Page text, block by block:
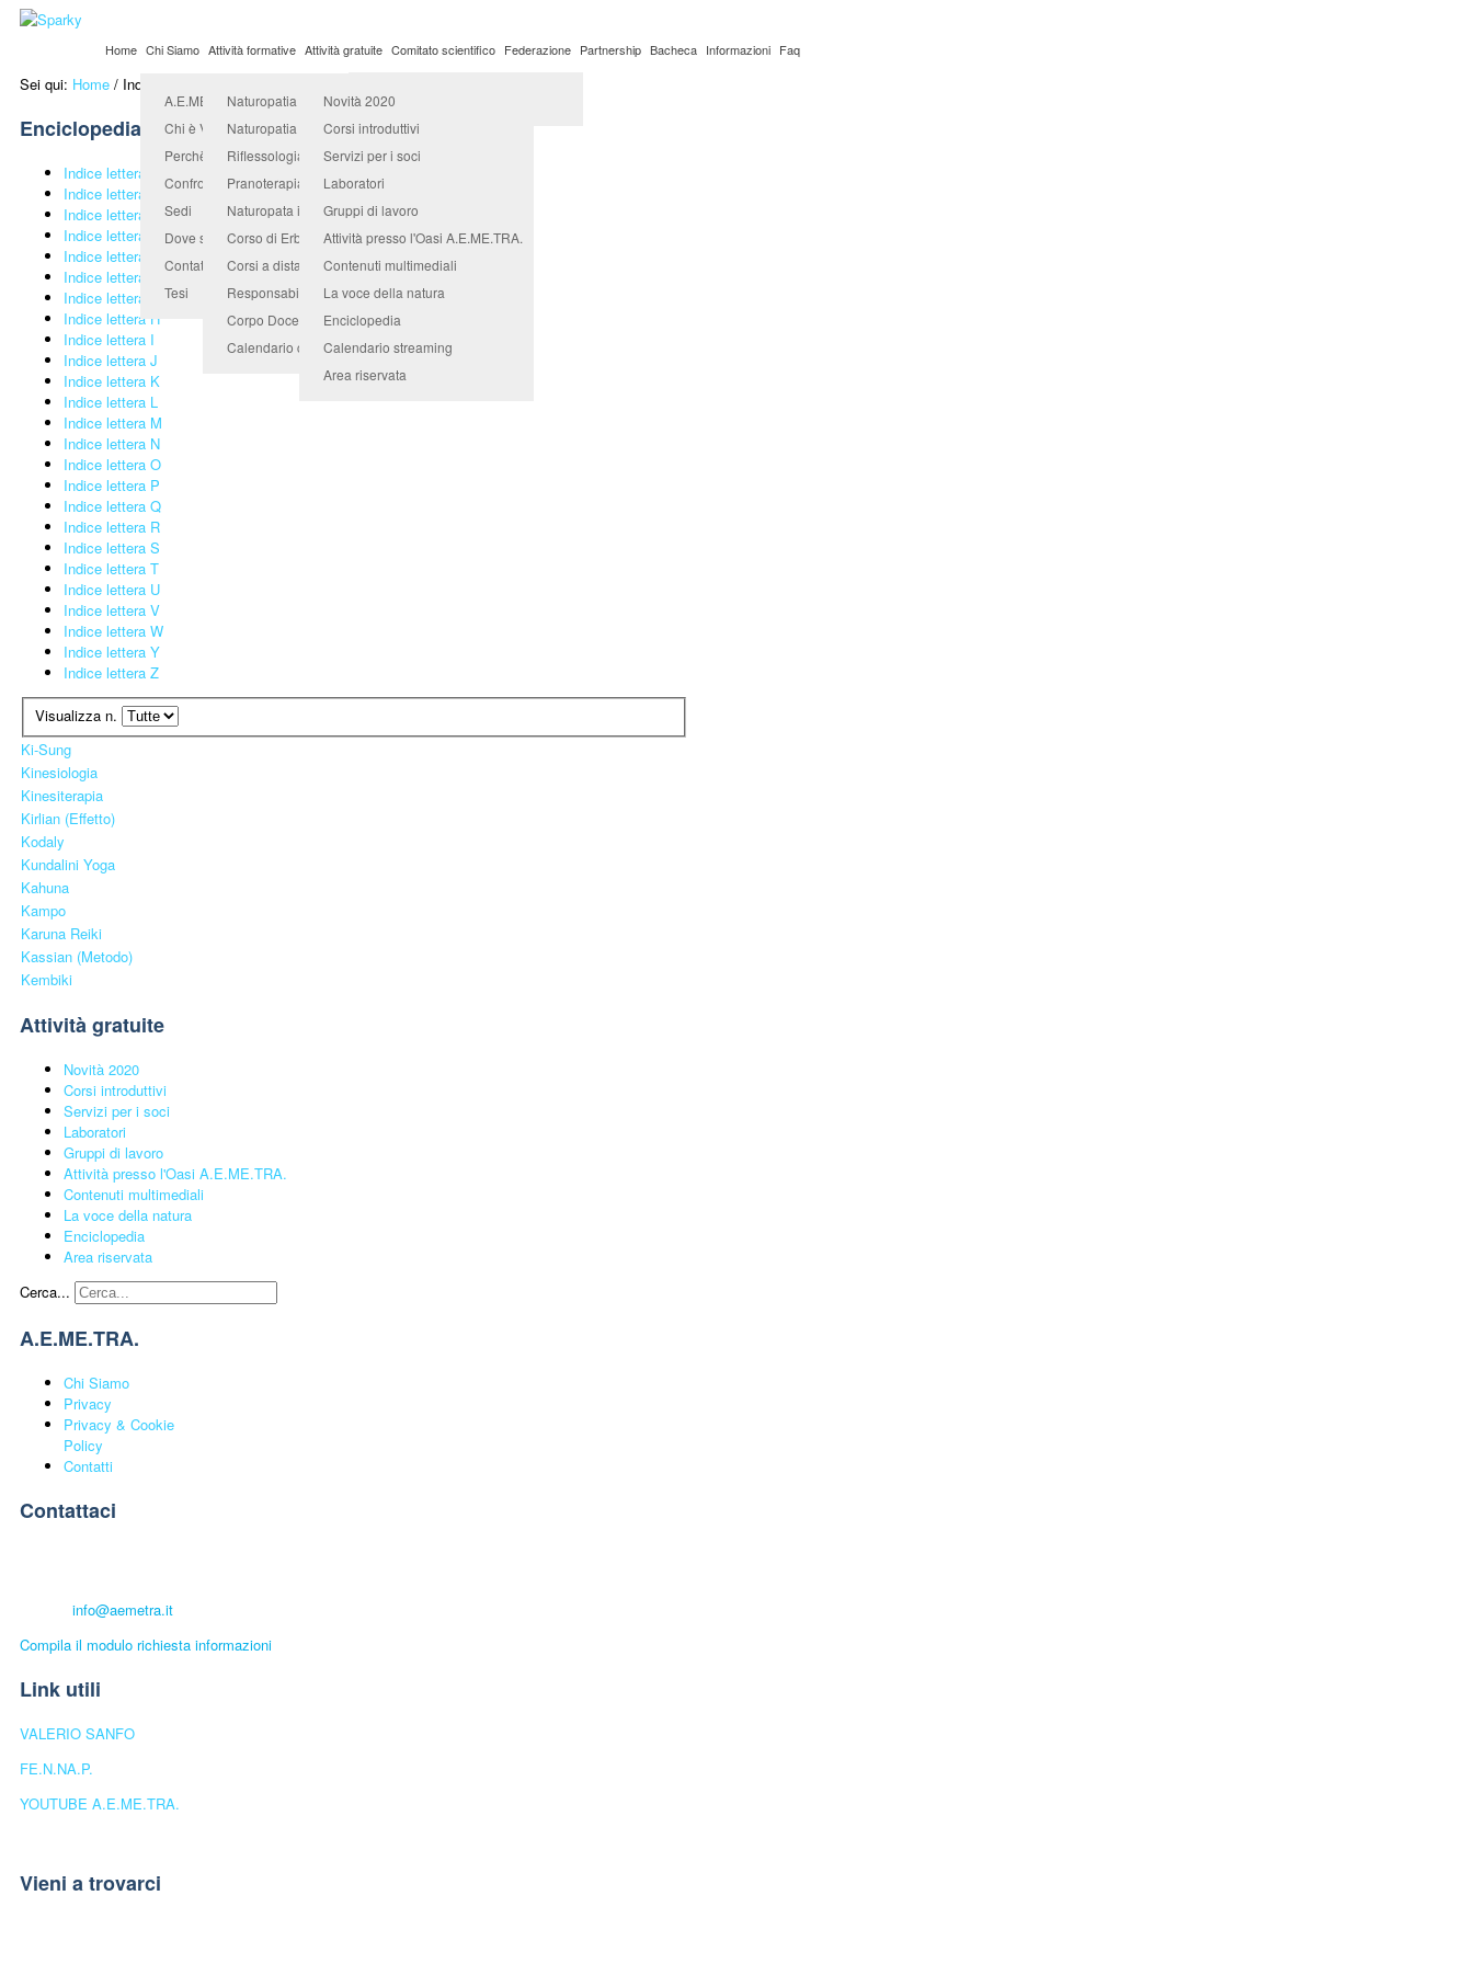
Home Chi Siamo
A.E.ME.TRA. Università Popolare
Organismo Accreditato
Chi è Valerio Sanfo
Perchè sceglierci
Confronta e scegli
Sedi
Dove siamo
Contatti
Tesi
Attività formative
Naturopatia
Naturopatia in counseling
Riflessologia
Pranoterapia quantica
Naturopata indirizzo benessere animale
Corso di Erboristeria e Fitopratica
Corsi a distanza
Responsabile didattico
Corpo Docenti
Calendario corsi
Attività gratuite
Novità 2020
Corsi introduttivi
Servizi per i soci
Laboratori
Gruppi di lavoro
Attività presso l'Oasi A.E.ME.TRA.
Contenuti multimediali
La voce della natura
Enciclopedia
Calendario streaming
Area riservata
Comitato scientifico Federazione Partnership Bacheca Informazioni Faq
Sei qui: Home / Indice lettera K
Enciclopedia
Indice lettera A
Indice lettera B
Indice lettera C
Indice lettera D
Indice lettera E
Indice lettera F
Indice lettera G
Indice lettera H
Indice lettera I
Indice lettera J
Indice lettera K
Indice lettera L
Indice lettera M
Indice lettera N
Indice lettera O
Indice lettera P
Indice lettera Q
Indice lettera R
Indice lettera S
Indice lettera T
Indice lettera U
Indice lettera V
Indice lettera W
Indice lettera Y
Indice lettera Z
Visualizza n.
Ki-Sung
Kinesiologia
Kinesiterapia
Kirlian (Effetto)
Kodaly
Kundalini Yoga
Kahuna
Kampo
Karuna Reiki
Kassian (Metodo)
Kembiki
Attività gratuite
Novità 2020
Corsi introduttivi
Servizi per i soci
Laboratori
Gruppi di lavoro
Attività presso l'Oasi A.E.ME.TRA.
Contenuti multimediali
La voce della natura
Enciclopedia
Area riservata
Cerca...
A.E.ME.TRA.
Chi Siamo
Privacy
Privacy & Cookie
Policy
Contatti
Contattaci
info@aemetra.it
Compila il modulo richiesta informazioni
Link utili
VALERIO SANFO
FE.N.NA.P.
YOUTUBE A.E.ME.TRA.
Vieni a trovarci